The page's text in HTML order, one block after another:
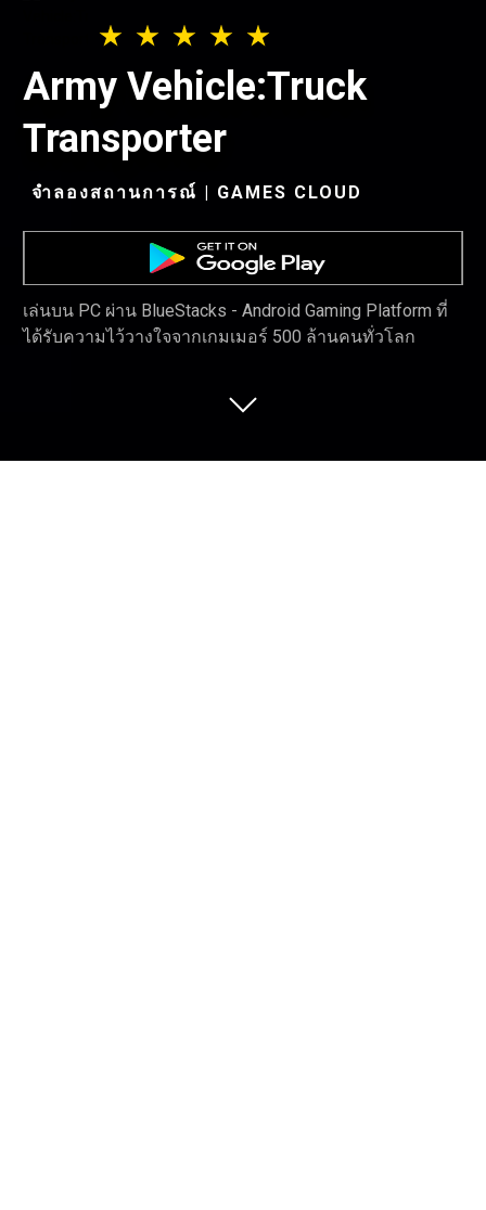
Army Vehicle:Truck
Transporter
จำลองสถานการณ์ | GAMES CLOUD
เล่นบน PC ผ่าน BlueStacks - Android Gaming Platform ที่
ได้รับความไว้วางใจจากเกมเมอร์ 500 ล้านคนทั่วโลก